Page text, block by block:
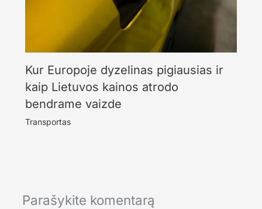
Kur Europoje dyzelinas pigiausias ir
kaip Lietuvos kainos atrodo
bendrame vaizde
Transportas
Parašykite komentarą